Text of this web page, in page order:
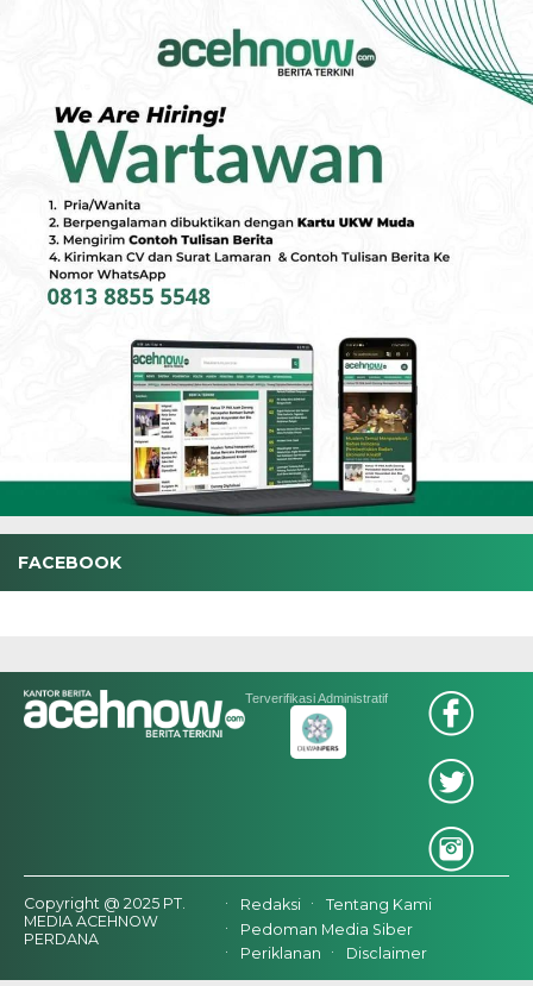
FACEBOOK
Terverifikasi Administratif
Copyright @ 2025 PT.
MEDIA ACEHNOW
PERDANA
Redaksi
Tentang Kami
Pedoman Media Siber
Periklanan
Disclaimer